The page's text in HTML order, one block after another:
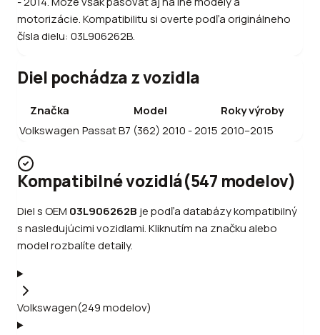
motorizácie. Kompatibilitu si overte podľa originálneho
čísla dielu: 03L906262B.
Diel pochádza z vozidla
Značka Model
Roky výroby
Volkswagen Passat B7 (362) 2010 - 2015 2010–2015
Kompatibilné vozidlá(547 modelov)
Diel s OEM 03L906262B je podľa databázy kompatibilný
s nasledujúcimi vozidlami. Kliknutím na značku alebo
model rozbalíte detaily.
Volkswagen(249modelov)